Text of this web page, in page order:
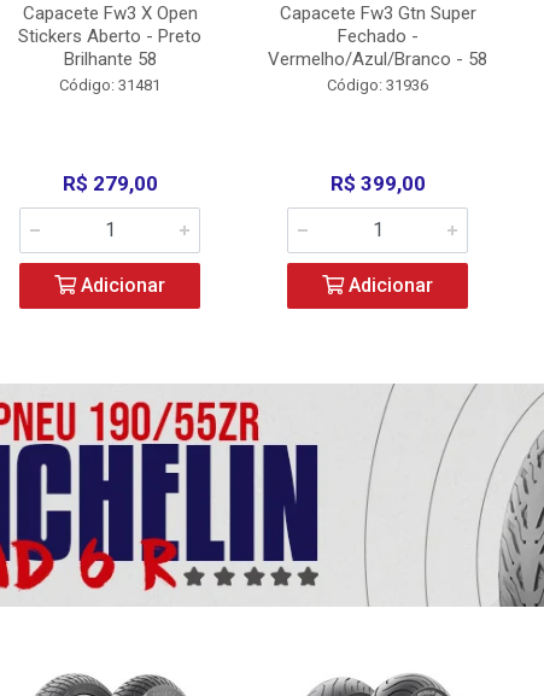
Capacete Fw3 X Open
Stickers Aberto - Preto
Brilhante 58
Código: 31481
R$ 279,00
Adicionar
Capacete Fw3 Gtn Super
Fechado -
Vermelho/Azul/Branco - 58
Código: 31936
R$ 399,00
Adicionar